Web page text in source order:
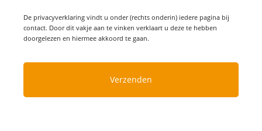
De privacyverklaring vindt u onder (rechts onderin) iedere pagina bij
contact. Door dit vakje aan te vinken verklaart u deze te hebben
doorgelezen en hiermee akkoord te gaan.